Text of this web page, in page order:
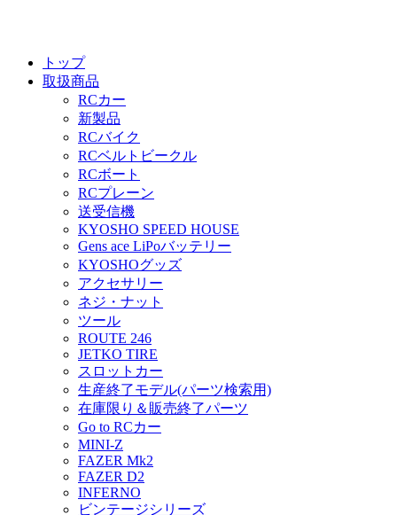
トップ
取扱商品
RCカー
新製品
RCバイク
RCベルトビークル
RCボート
RCプレーン
送受信機
KYOSHO SPEED HOUSE
Gens ace LiPoバッテリー
KYOSHOグッズ
アクセサリー
ネジ・ナット
ツール
ROUTE 246
JETKO TIRE
スロットカー
生産終了モデル(パーツ検索用)
在庫限り＆販売終了パーツ
Go to RCカー
MINI-Z
FAZER Mk2
FAZER D2
INFERNO
ビンテージシリーズ